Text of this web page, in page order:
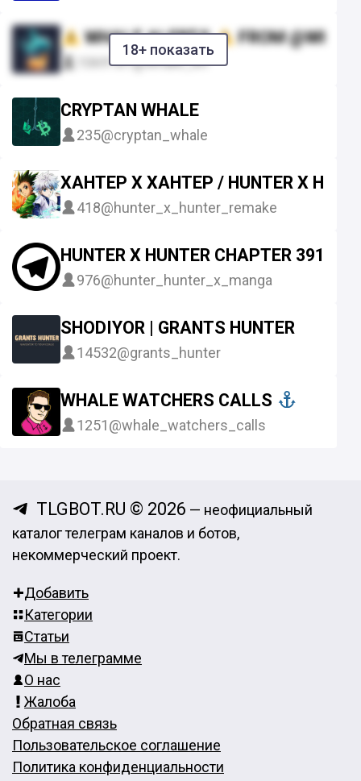
18+ показать
WHALE ALERTS FROM
1069181@whale_en
CRYPTAN WHALE
235@cryptan_whale
ХАНТЕР Х ХАНТЕР / HUNTER X
418@hunter_x_hunter_remake
HUNTER X HUNTER CHAPTER 391 :
976@hunter_hunter_x_manga
SHODIYOR | GRANTS HUNTER
14532@grants_hunter
WHALE WATCHERS CALLS
1251@whale_watchers_calls
TLGBOT.RU © 2026 — неофициальный
каталог телеграм каналов и ботов,
некоммерческий проект.
Добавить
Категории
Статьи
Мы в телеграмме
О нас
Жалоба
Обратная связь
Пользовательское соглашение
Политика конфиденциальности